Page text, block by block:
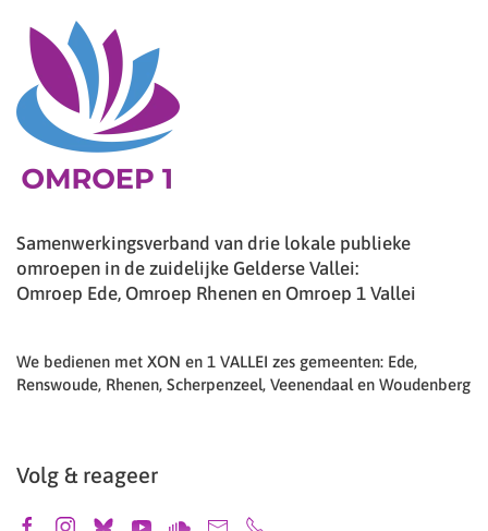
Samenwerkingsverband van drie lokale publieke
omroepen in de zuidelijke Gelderse Vallei:
Omroep Ede, Omroep Rhenen en Omroep 1 Vallei
We bedienen met XON en 1 VALLEI zes gemeenten: Ede,
Renswoude, Rhenen, Scherpenzeel, Veenendaal en Woudenberg
Volg & reageer